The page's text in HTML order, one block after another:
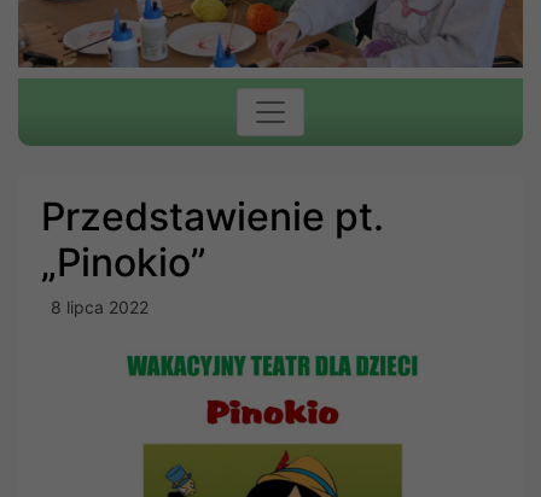
Przedstawienie pt.
„Pinokio”
8 lipca 2022